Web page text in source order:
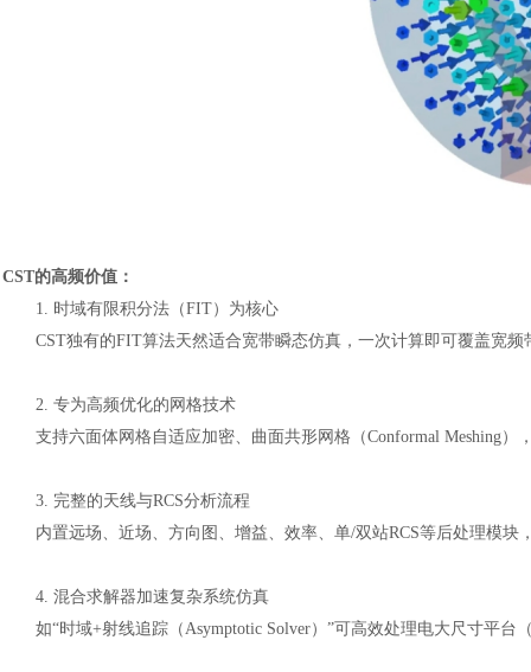
CST的高频价值：
1. 时域有限积分法（FIT）为核心
CST独有的FIT算法天然适合宽带瞬态仿真，一次计算即可覆盖宽频
2. 专为高频优化的网格技术
支持六面体网格自适应加密、曲面共形网格（Conformal Meshing
3. 完整的天线与RCS分析流程
内置远场、近场、方向图、增益、效率、单/双站RCS等后处理模块
4. 混合求解器加速复杂系统仿真
如“时域+射线追踪（Asymptotic Solver）”可高效处理电大尺寸平台